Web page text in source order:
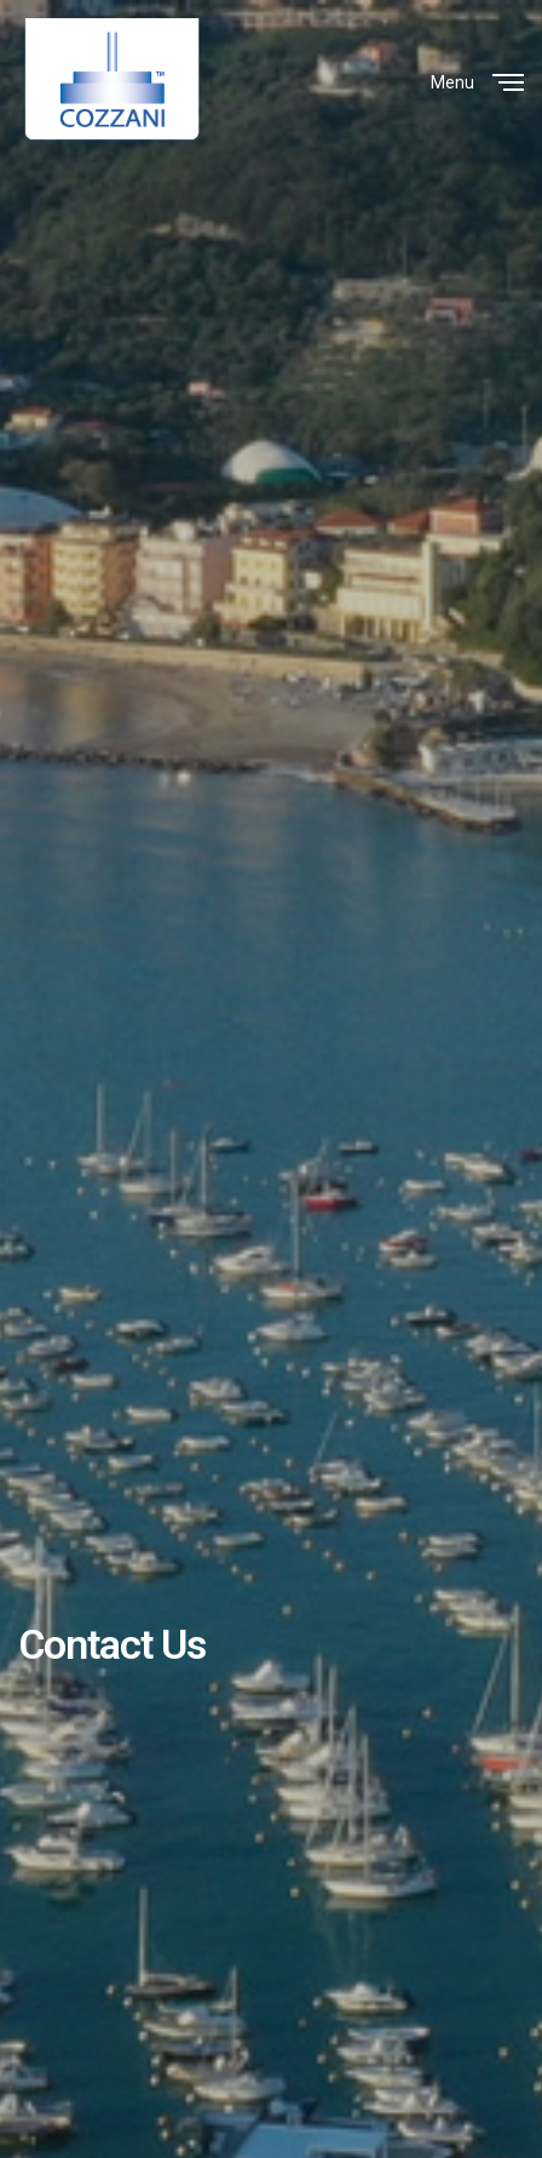
Menu
Contact Us